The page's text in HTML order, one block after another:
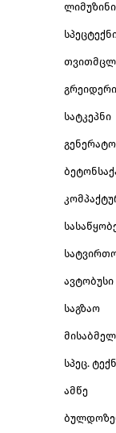
ლიმუზინი
გრეიდერი
სატკეპნი
ავტობუსი
საგზაო
სპეც.
ამწე